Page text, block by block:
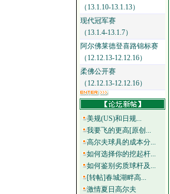
（13.1.10-13.1.13）
现代冠军赛
（13.1.4-13.1.7）
阿尔佛莱德登喜路锦标赛
（12.12.13-12.12.16）
柔佛公开赛
（12.12.13-12.12.16）
美规(US)和日规...
我要飞的更高[原创...
高尔夫球具的成本分...
如何选择你的挖起杆...
如何鉴别劣质球杆及...
[转帖]春城湖畔高...
激情夏日高尔夫